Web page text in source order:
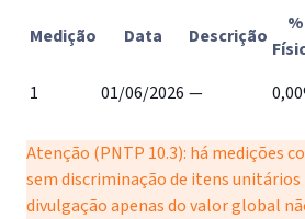
Medição Data Descrição
%
1 01/06/2026 —
Atenção (PNTP 10.3): há medições
sem discriminação de itens unitários
divulgação apenas do valor global